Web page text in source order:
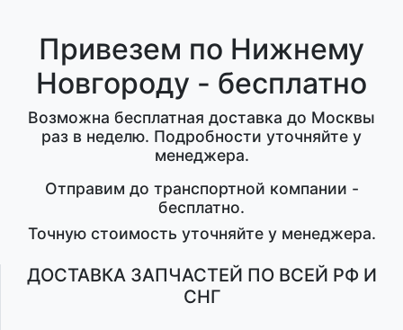
Привезем по Нижнему
Новгороду - бесплатно
Возможна бесплатная доставка до Москвы
раз в неделю. Подробности уточняйте у
менеджера.
Отправим до транспортной компании -
бесплатно.
Точную стоимость уточняйте у менеджера.
ДОСТАВКА ЗАПЧАСТЕЙ ПО ВСЕЙ РФ И
СНГ